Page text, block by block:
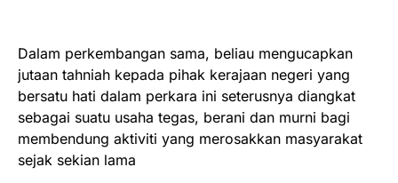
Dalam perkembangan sama, beliau mengucapkan
jutaan tahniah kepada pihak kerajaan negeri yang
bersatu hati dalam perkara ini seterusnya diangkat
sebagai suatu usaha tegas, berani dan murni bagi
membendung aktiviti yang merosakkan masyarakat
sejak sekian lama